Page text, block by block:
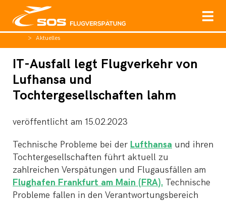
Aktuelles
IT-Ausfall legt Flugverkehr von
Lufhansa und
Tochtergesellschaften lahm
veröffentlicht am 15.02.2023
Technische Probleme bei der Lufthansa und ihren
Tochtergesellschaften führt aktuell zu
zahlreichen Verspätungen und Flugausfällen am
Flughafen Frankfurt am Main (FRA). Technische
Probleme fallen in den Verantwortungsbereich